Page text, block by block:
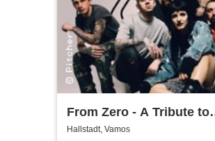
From Zero - A Tribute to
Linkin Park
Hallstadt, Vamos